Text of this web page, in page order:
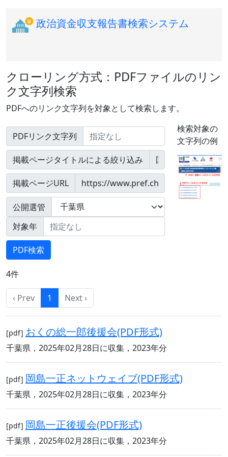
政治資金収支報告書検索システム
クローリング方式：PDFファイルのリン
ク文字列検索
PDFへのリンク文字列を対象として検索します。
PDFリンク文字列
掲載ページタイトルによる絞り込み
掲載ページURL
公開選管
対象年
検索対象の
文字列の例
4件
‹ Prev 1 Next ›
[pdf] おくの総一郎後援会(PDF形式)
千葉県，2025年02月28日に収集，2023年分
[pdf] 岡島一正ネットウェイブ(PDF形式)
千葉県，2025年02月28日に収集，2023年分
[pdf] 岡島一正後援会(PDF形式)
千葉県，2025年02月28日に収集，2023年分